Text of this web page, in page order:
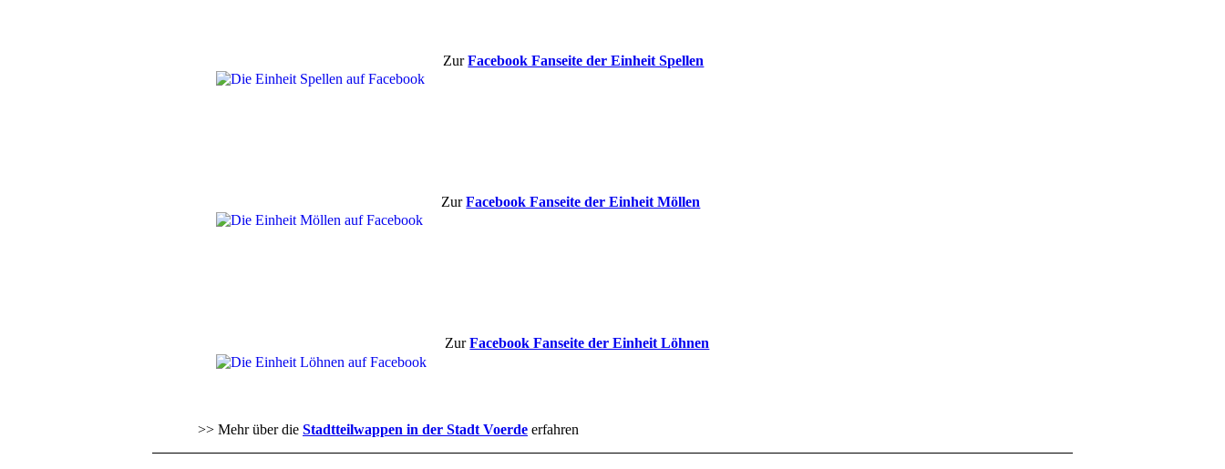
ZurFacebook Fanseite der Einheit Spellen
ZurFacebook Fanseite der Einheit Möllen
ZurFacebook Fanseite der Einheit Löhnen
>> Mehr über die Stadtteilwappen in der Stadt Voerde erfahren